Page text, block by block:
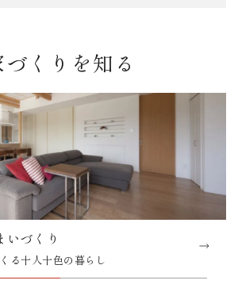
年中素足で過ごせる心地よさを大
バランス、そして創業50年で培っ
」と「地元への責任感」です。大
の工務店のような細やかさ、その
いると自負しています。安城に本
、お引き渡し後のメンテナンスに
ます。
づくりを知る
いづくり
る十人十色の暮らし